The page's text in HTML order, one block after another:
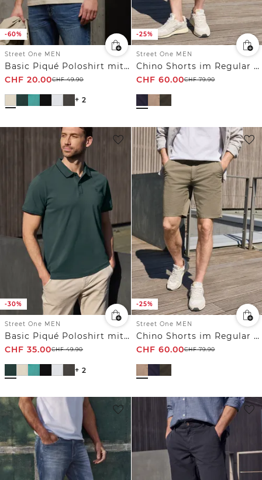
-60%
Street One MEN
Basic Piqué Poloshirt mit Kontrastdetail
CHF 20.00CHF49.90
+ 2
-25%
Street One MEN
Chino Shorts im Regular Fit
CHF 60.00CHF79.90
-30%
Street One MEN
Basic Piqué Poloshirt mit Kontrastdetail
CHF 35.00CHF49.90
+ 2
-25%
Street One MEN
Chino Shorts im Regular Fit
CHF 60.00CHF79.90